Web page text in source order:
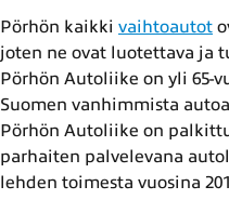
Pörhön kaikki vaihtoautot
joten ne ovat luotettava ja
Pörhön Autoliike on yli 65-
Suomen vanhimmista
Pörhön Autoliike on
parhaiten palvelevana
lehden toimesta vuosina